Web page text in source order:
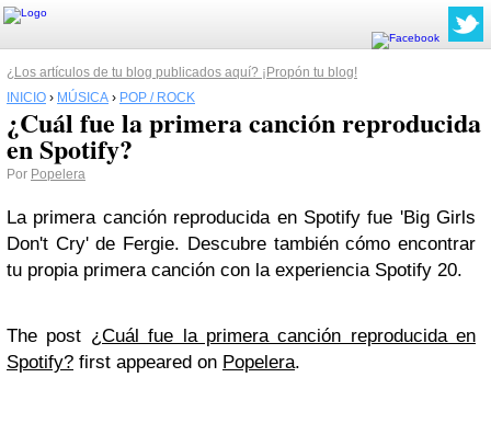
¿Los artículos de tu blog publicados aquí? ¡Propón tu blog!
INICIO › MÚSICA › POP / ROCK
¿Cuál fue la primera canción reproducida
en Spotify?
Por Popelera
La primera canción reproducida en Spotify fue 'Big Girls
Don't Cry' de Fergie. Descubre también cómo encontrar
tu propia primera canción con la experiencia Spotify 20.
The post ¿Cuál fue la primera canción reproducida en
Spotify? first appeared on Popelera.